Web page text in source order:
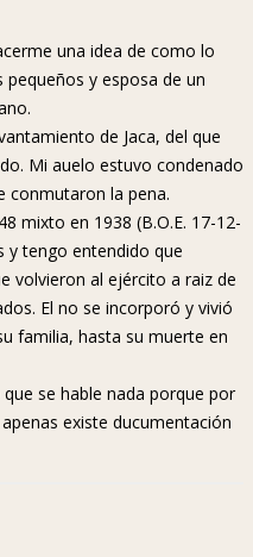
una idea de como lo
y esposa de un
de Jaca, del que
Mi auelo estuvo condenado
conmutaron la pena.
mixto en 1938 (B.O.E. 17-12-
y tengo entendido que
volvieron al ejército a raiz de
El no se incorporó y vivió
familia, hasta su muerte en
se hable nada porque por
existe ducumentación